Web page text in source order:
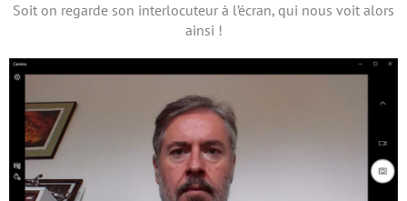
Soit on regarde son interlocuteur à l’écran, qui nous voit alors
ainsi !